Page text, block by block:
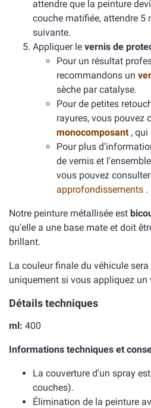
attendre que la peinture
couche matifiée, attendre 5
suivante.
Appliquer le vernis de
Pour un résultat
recommandons un
sèche par catalyse.
Pour de petites
rayures, vous pouvez
monocomposant , qui
Pour plus
de vernis et
vous pouvez
approfondissements .
Notre peinture métallisée est
qu'elle a une base mate et doit
brillant.
La couleur finale du véhicule
uniquement si vous appliquez un
Détails techniques
ml: 400
Informations techniques et
La couverture d'un spray
couches).
Élimination de la peinture